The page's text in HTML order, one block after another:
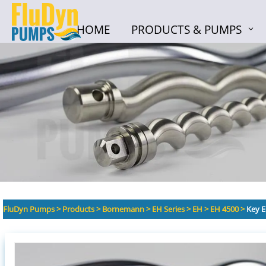
HOME PRODUCTS & PUMPS
HOME PRODUCTS & PUMPS
FluDyn Pumps>Products>Bornemann>EH Series>EH >EH 4500>Key